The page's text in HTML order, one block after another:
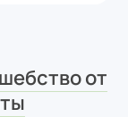
от